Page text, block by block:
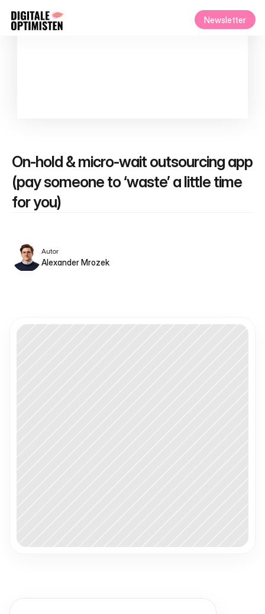
Newsletter
On-hold & micro-wait outsourcing app
(pay someone to ‘waste’ a little time
for you)
Autor
Alexander Mrozek